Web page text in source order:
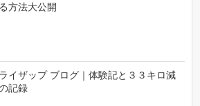
る方法大公開
ライザップ ブログ｜体験記と３３キロ減
記録